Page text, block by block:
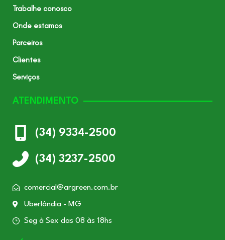
Trabalhe conosco
Onde estamos
Parceiros
Clientes
Serviços
ATENDIMENTO
(34) 9334-2500
(34) 3237-2500
comercial@argreen.com.br
Uberlândia - MG
Seg à Sex das 08 às 18hs